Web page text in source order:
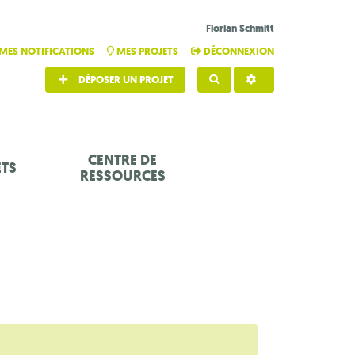
Florian Schmitt
NOTIFICATIONS
MES PROJETS DÉCONNEXION
RECHERCHER
DÉPOSER UN PROJET
CENTRE DE
RESSOURCES